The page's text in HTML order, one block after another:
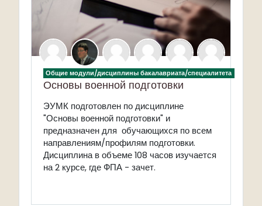
Общие модули/дисциплины бакалавриата/специалитета
Основы военной подготовки
ЭУМК подготовлен по дисциплине
"Основы военной подготовки" и
предназначен для обучающихся по всем
направлениям/профилям подготовки.
Дисциплина в объеме 108 часов изучается
на 2 курсе, где ФПА - зачет.